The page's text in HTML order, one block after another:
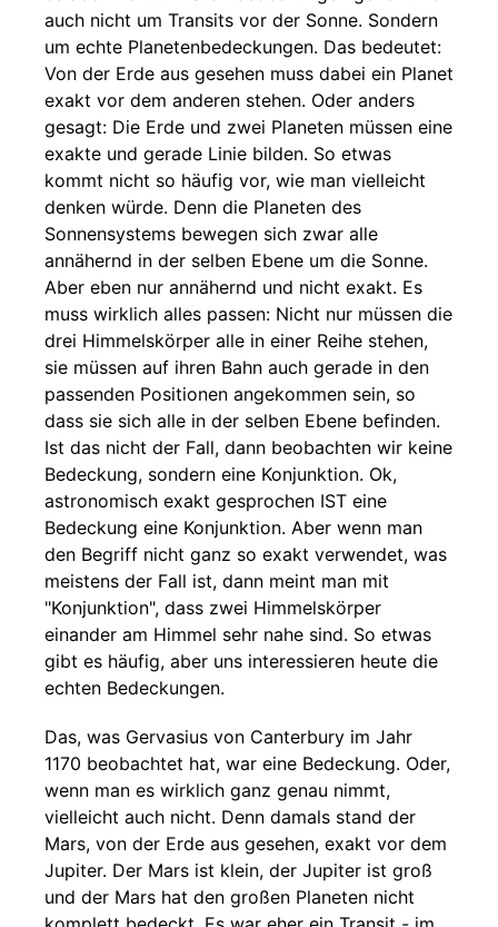
auch nicht um Transits vor der Sonne. Sondern
um echte Planetenbedeckungen. Das bedeutet:
Von der Erde aus gesehen muss dabei ein Planet
exakt vor dem anderen stehen. Oder anders
gesagt: Die Erde und zwei Planeten müssen eine
exakte und gerade Linie bilden. So etwas
kommt nicht so häufig vor, wie man vielleicht
denken würde. Denn die Planeten des
Sonnensystems bewegen sich zwar alle
annähernd in der selben Ebene um die Sonne.
Aber eben nur annähernd und nicht exakt. Es
muss wirklich alles passen: Nicht nur müssen die
drei Himmelskörper alle in einer Reihe stehen,
sie müssen auf ihren Bahn auch gerade in den
passenden Positionen angekommen sein, so
dass sie sich alle in der selben Ebene befinden.
Ist das nicht der Fall, dann beobachten wir keine
Bedeckung, sondern eine Konjunktion. Ok,
astronomisch exakt gesprochen IST eine
Bedeckung eine Konjunktion. Aber wenn man
den Begriff nicht ganz so exakt verwendet, was
meistens der Fall ist, dann meint man mit
"Konjunktion", dass zwei Himmelskörper
einander am Himmel sehr nahe sind. So etwas
gibt es häufig, aber uns interessieren heute die
echten Bedeckungen.
Das, was Gervasius von Canterbury im Jahr
1170 beobachtet hat, war eine Bedeckung. Oder,
wenn man es wirklich ganz genau nimmt,
vielleicht auch nicht. Denn damals stand der
Mars, von der Erde aus gesehen, exakt vor dem
Jupiter. Der Mars ist klein, der Jupiter ist groß
und der Mars hat den großen Planeten nicht